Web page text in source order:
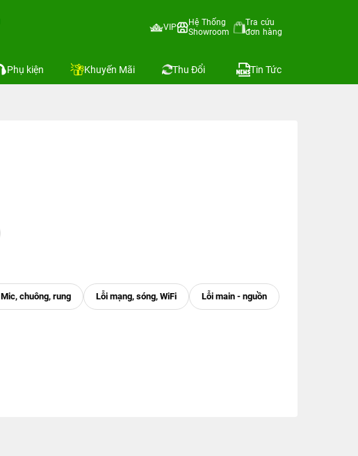
VIP
Hệ Thống
Showroom
Tra cứu
đơn hàng
Phụ kiện Khuyến Mãi Thu Đổi Tin Tức